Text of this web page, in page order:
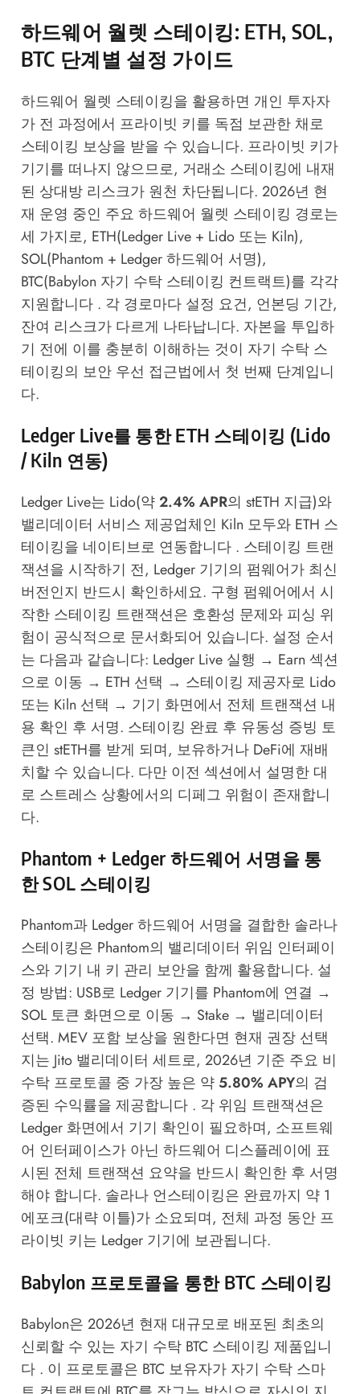
하드웨어 월렛 스테이킹: ETH, SOL,
BTC 단계별 설정 가이드
하드웨어 월렛 스테이킹을 활용하면 개인 투자자
가 전 과정에서 프라이빗 키를 독점 보관한 채로
스테이킹 보상을 받을 수 있습니다. 프라이빗 키가
기기를 떠나지 않으므로, 거래소 스테이킹에 내재
된 상대방 리스크가 원천 차단됩니다. 2026년 현
재 운영 중인 주요 하드웨어 월렛 스테이킹 경로는
세 가지로, ETH(Ledger Live + Lido 또는 Kiln),
SOL(Phantom + Ledger 하드웨어 서명),
BTC(Babylon 자기 수탁 스테이킹 컨트랙트)를 각각
지원합니다 . 각 경로마다 설정 요건, 언본딩 기간,
잔여 리스크가 다르게 나타납니다. 자본을 투입하
기 전에 이를 충분히 이해하는 것이 자기 수탁 스
테이킹의 보안 우선 접근법에서 첫 번째 단계입니
다.
Ledger Live를 통한 ETH 스테이킹 (Lido
/ Kiln 연동)
Ledger Live는 Lido(약2.4% APR의 stETH 지급)와
밸리데이터 서비스 제공업체인 Kiln 모두와 ETH 스
테이킹을 네이티브로 연동합니다 . 스테이킹 트랜
잭션을 시작하기 전, Ledger 기기의 펌웨어가 최신
버전인지 반드시 확인하세요. 구형 펌웨어에서 시
작한 스테이킹 트랜잭션은 호환성 문제와 피싱 위
험이 공식적으로 문서화되어 있습니다. 설정 순서
는 다음과 같습니다: Ledger Live 실행 → Earn 섹션
으로 이동 → ETH 선택 → 스테이킹 제공자로 Lido
또는 Kiln 선택 → 기기 화면에서 전체 트랜잭션 내
용 확인 후 서명. 스테이킹 완료 후 유동성 증빙 토
큰인 stETH를 받게 되며, 보유하거나 DeFi에 재배
치할 수 있습니다. 다만 이전 섹션에서 설명한 대
로 스트레스 상황에서의 디페그 위험이 존재합니
다.
Phantom + Ledger 하드웨어 서명을 통
한 SOL 스테이킹
Phantom과 Ledger 하드웨어 서명을 결합한 솔라나
스테이킹은 Phantom의 밸리데이터 위임 인터페이
스와 기기 내 키 관리 보안을 함께 활용합니다. 설
정 방법: USB로 Ledger 기기를 Phantom에 연결 →
SOL 토큰 화면으로 이동 → Stake → 밸리데이터
선택. MEV 포함 보상을 원한다면 현재 권장 선택
지는 Jito 밸리데이터 세트로, 2026년 기준 주요 비
수탁 프로토콜 중 가장 높은 약 5.80% APY의 검
증된 수익률을 제공합니다 . 각 위임 트랜잭션은
Ledger 화면에서 기기 확인이 필요하며, 소프트웨
어 인터페이스가 아닌 하드웨어 디스플레이에 표
시된 전체 트랜잭션 요약을 반드시 확인한 후 서명
해야 합니다. 솔라나 언스테이킹은 완료까지 약 1
에포크(대략 이틀)가 소요되며, 전체 과정 동안 프
라이빗 키는 Ledger 기기에 보관됩니다.
Babylon 프로토콜을 통한 BTC 스테이킹
Babylon은 2026년 현재 대규모로 배포된 최초의
신뢰할 수 있는 자기 수탁 BTC 스테이킹 제품입니
다 . 이 프로토콜은 BTC 보유자가 자기 수탁 스마